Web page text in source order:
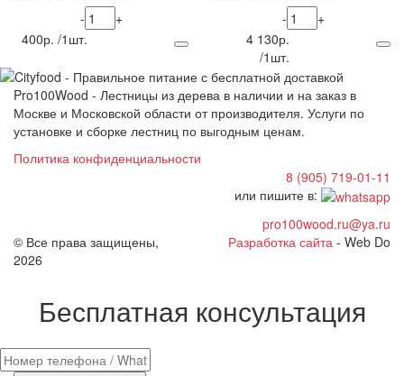
-
+
400р. /1шт.
-
+
4 130р.
/1шт.
Pro100Wood - Лестницы из дерева в наличии и на заказ в
Москве и Московской области от производителя. Услуги по
установке и сборке лестниц по выгодным ценам.
Политика конфиденциальности
8 (905) 719-01-11
или пишите в:
pro100wood.ru@ya.ru
© Все права защищены,
2026
Разработка сайта - Web Do
Бесплатная консультация